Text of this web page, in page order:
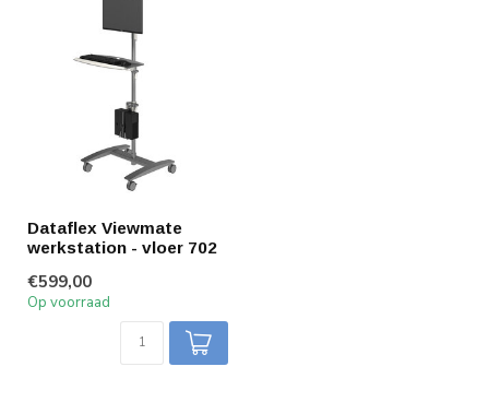
Dataflex Viewmate
werkstation - vloer 702
€599,00
Op voorraad